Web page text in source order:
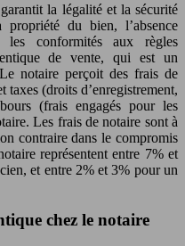
la légalité et la sécurité
du bien, l’absence
les conformités aux règles
de vente, qui est un
notaire perçoit des frais de
taxes (droits d’enregistrement,
(frais engagés pour les
Les frais de notaire sont à
contraire dans le compromis
représentent entre 7% et
et entre 2% et 3% pour un
chez le notaire